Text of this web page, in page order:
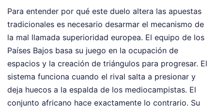
Para entender por qué este duelo altera las apuestas
tradicionales es necesario desarmar el mecanismo de
la mal llamada superioridad europea. El equipo de los
Países Bajos basa su juego en la ocupación de
espacios y la creación de triángulos para progresar. El
sistema funciona cuando el rival salta a presionar y
deja huecos a la espalda de los mediocampistas. El
conjunto africano hace exactamente lo contrario. Su